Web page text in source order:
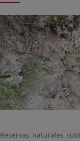
Reservas naturales